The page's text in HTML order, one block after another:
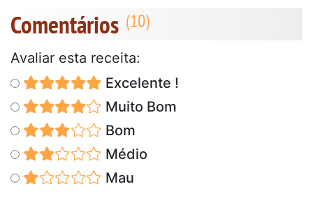
Comentários
Avaliar esta receita:
Excelente !
Muito Bom
Bom
Médio
Mau